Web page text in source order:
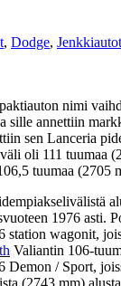
, Dodge, Jenkkiautot
nimi
sille annettiin
sen Lanceria
oli 111 tuumaa
tuumaa (2705
1976 asti.
station wagonit,
Valiantin 106-
Demon / Sport,
(2743 mm)